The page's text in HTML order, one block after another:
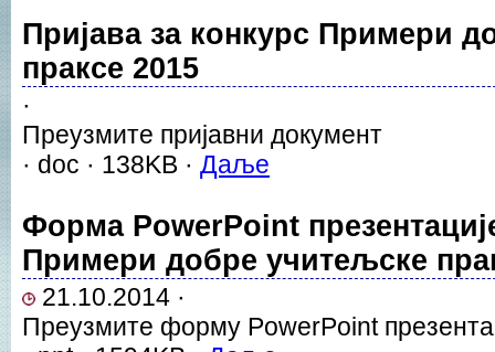
Пријава за конкурс Примери
праксе 2015
·
Преузмите пријавни документ
· doc · 138KB · Даље
Форма PowerPoint
Примери добре учитељске
21.10.2014 ·
Преузмите форму PowerPoint